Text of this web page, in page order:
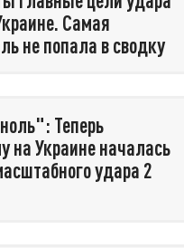
Самая
не попала в сводку
Теперь
на Украине началась
удара 2